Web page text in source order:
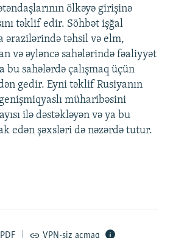
ölkəyə girişinə
təklif edir. Söhbət işğal
ərazilərində təhsil və elm,
və əyləncə sahələrində fəaliyyət
bu sahələrdə çalışmaq üçün
gedir. Eyni təklif Rusiyanın
müharibəsini
ilə dəstəkləyən və ya bu
edən şəxsləri də nəzərdə tutur.
PDF VPN-siz açmaq